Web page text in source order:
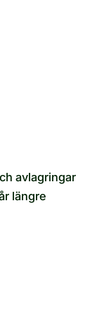
avlagringar
längre